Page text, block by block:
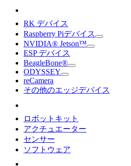
RK デバイス
Raspberry Piデバイス
NVIDIA® Jetson™
ESP デバイス
BeagleBone®
ODYSSEY
reCamera
その他のエッジデバイス
ロボットキット
アクチュエーター
センサー
ソフトウェア